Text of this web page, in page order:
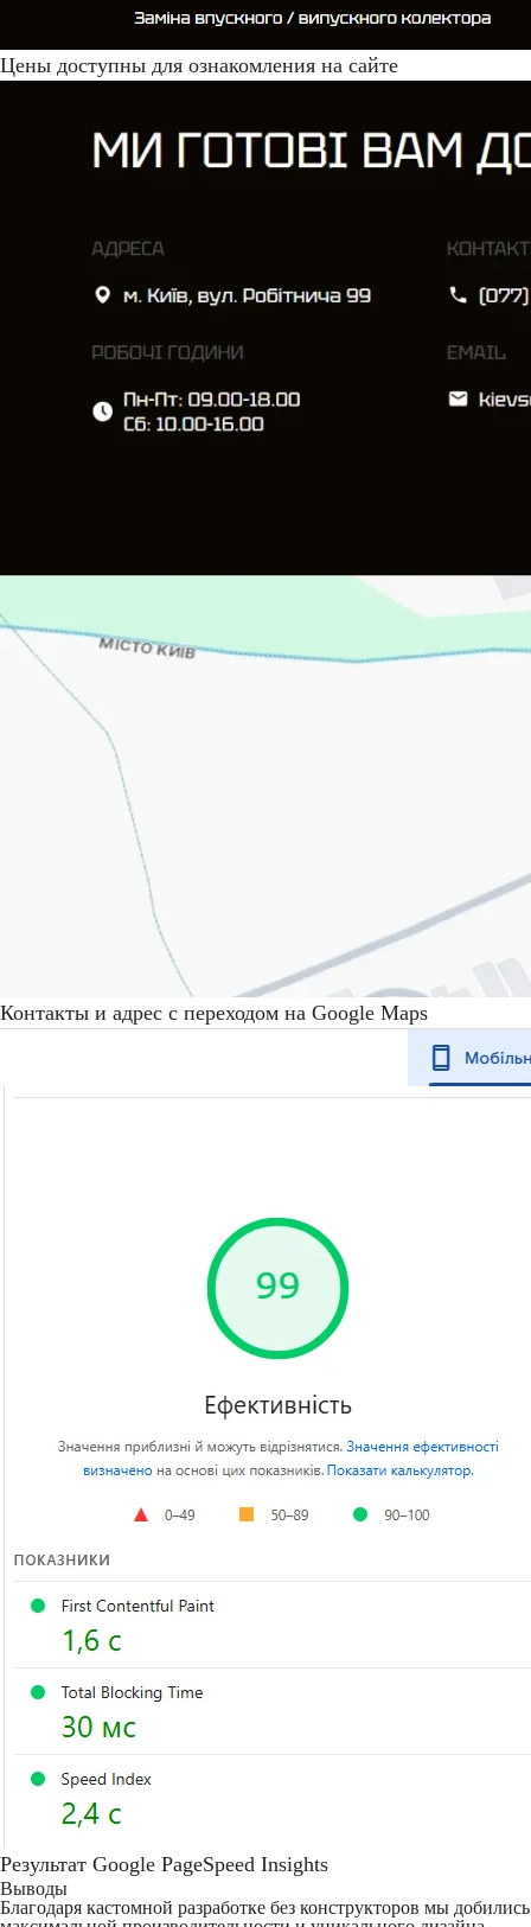
Цены доступны для ознакомления на сайте
Контакты и адрес с переходом на Google Maps
Результат Google PageSpeed ​​Insights
Выводы
Благодаря кастомной разработке без конструкторов мы добились